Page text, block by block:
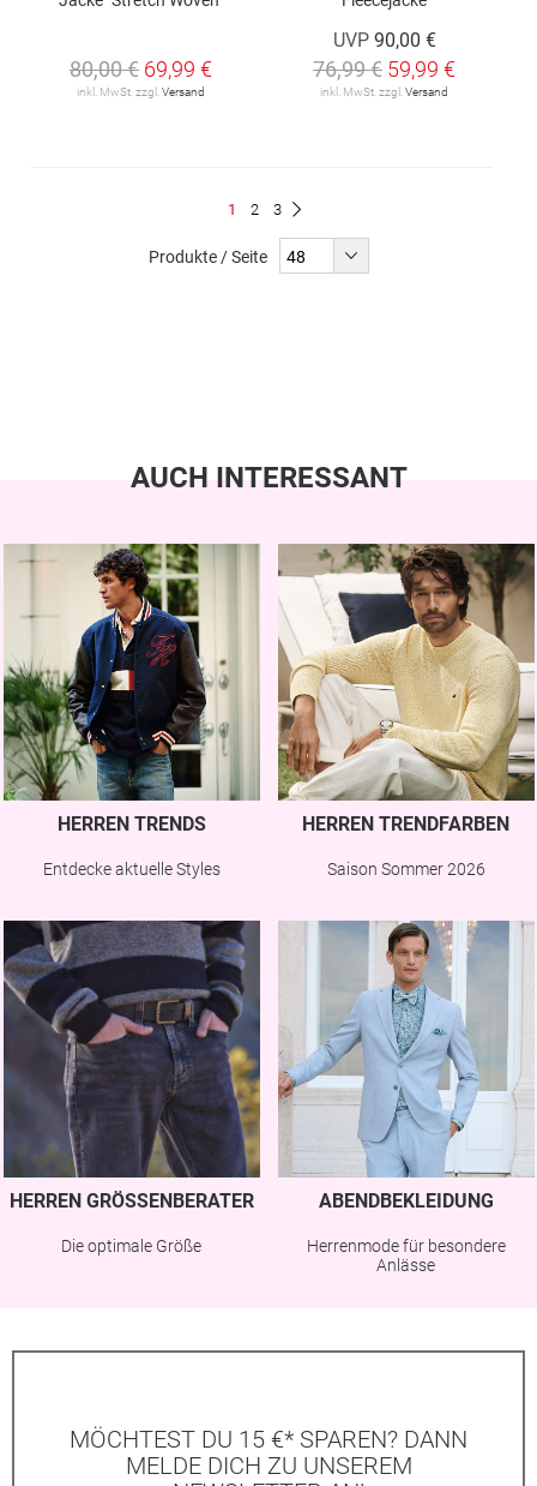
80,00 € 69,99 €
inkl. MwSt. zzgl. Versand
UVP 90,00 €
76,99 € 59,99 €
inkl. MwSt. zzgl. Versand
Du
1 Seite
2 Seite
3
Produkte / Seite
AUCH INTERESSANT
HERREN TRENDS
Entdecke aktuelle Styles
HERREN TRENDFARBEN
Saison Sommer 2026
HERREN GRÖSSENBERATER
Die optimale Größe
ABENDBEKLEIDUNG
Herrenmode für besondere
Anlässe
MÖCHTEST DU 15 €* SPAREN? DANN
MELDE DICH ZU UNSEREM